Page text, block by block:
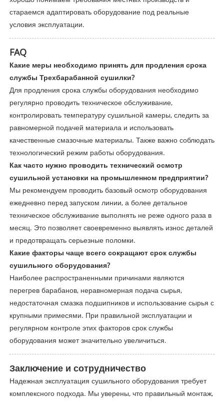
стараемся адаптировать оборудование под реальные
условия эксплуатации.
FAQ
Какие меры необходимо принять для продления срока
службы Трехбарабанной сушилки?
Для продления срока службы оборудования необходимо
регулярно проводить техническое обслуживание,
контролировать температуру сушильной камеры, следить за
равномерной подачей материала и использовать
качественные смазочные материалы. Также важно соблюдать
технологический режим работы оборудования.
Как часто нужно проводить технический осмотр
сушильной установки на промышленном предприятии?
Мы рекомендуем проводить базовый осмотр оборудования
ежедневно перед запуском линии, а более детальное
техническое обслуживание выполнять не реже одного раза в
месяц. Это позволяет своевременно выявлять износ деталей
и предотвращать серьезные поломки.
Какие факторы чаще всего сокращают срок службы
сушильного оборудования?
Наиболее распространенными причинами являются
перегрев барабанов, неравномерная подача сырья,
недостаточная смазка подшипников и использование сырья с
крупными примесями. При правильной эксплуатации и
регулярном контроле этих факторов срок службы
оборудования может значительно увеличиться.
Заключение и сотрудничество
Надежная эксплуатация сушильного оборудования требует
комплексного подхода. Мы уверены, что правильный монтаж,